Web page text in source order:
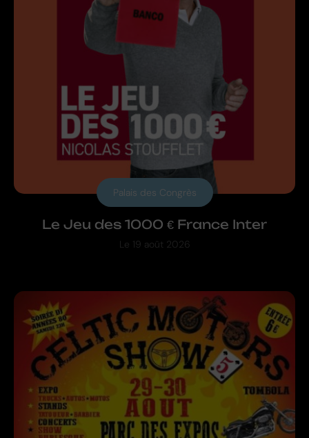
Le Jeu des 1000 € France Inter
Palais des Congrès
Le 19 août 2026